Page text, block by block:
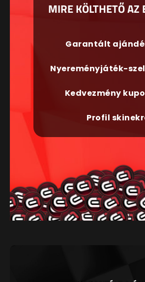
MIRE KÖLTHETŐ AZ
Garantált
Nyereményjáték-
Kedvezmény
Profil